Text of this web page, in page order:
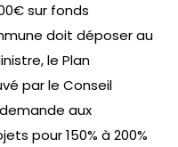
sur fonds
doit déposer au
le Plan
par le Conseil
aux
pour 150% à 200%